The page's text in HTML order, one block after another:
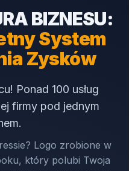
BIZNESU:
System
Zysków
Ponad 100 usług
firmy pod jednym
Logo zrobione w
który polubi Twoja